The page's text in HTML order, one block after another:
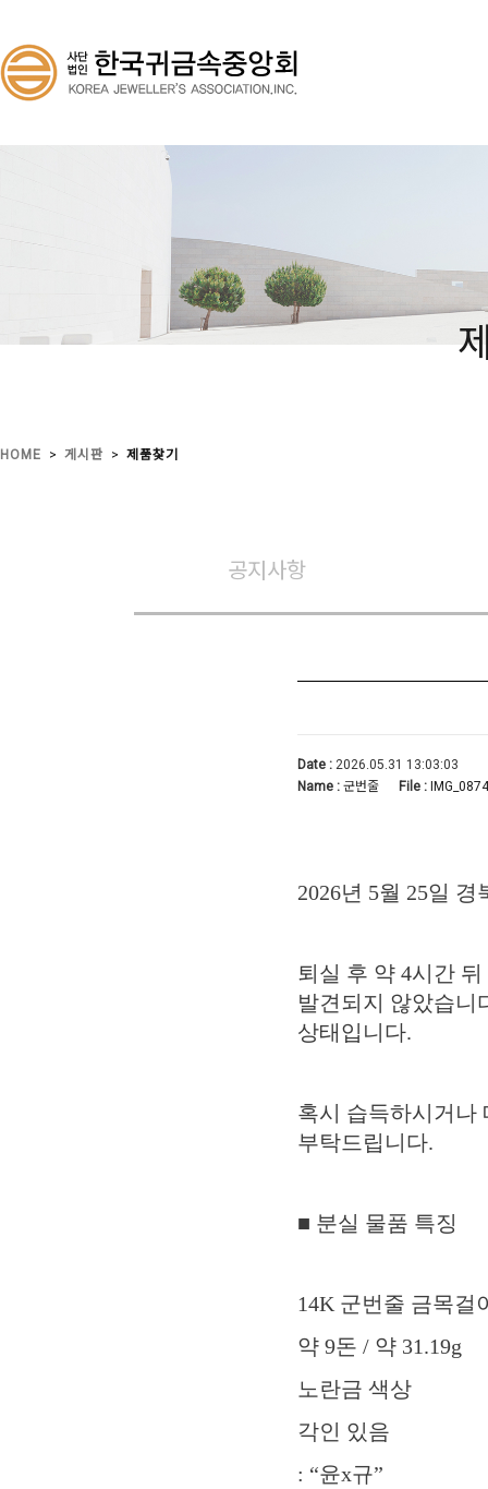
HOME > 게시판 > 제품찾기
공지사항
Date :2026.05.31 13:03:03
Name :군번줄 File :
2026년 5월 25일
퇴실 후 약 4시간
발견되지 않았습니
상태입니다.
혹시 습득하시거나
부탁드립니다.
■ 분실 물품 특징
14K 군번줄 금목걸
약 9돈 / 약 31.19g
노란금 색상
각인 있음
: “윤x규”